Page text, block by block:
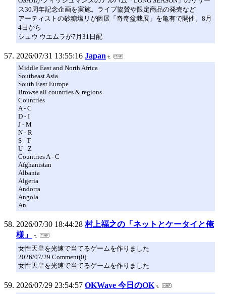
ス30周年記念企画を実施。ライブ協賛や限定商品の発売など
アーティストの砂糖塩リが個展「奇奇盆栽展」を亀有で開催。8月
4日から
シュウ ウエムラが7月31日配
2026/07/31 13:55:16 Japan
Middle East and North Africa
Southeast Asia
South East Europe
Browse all countries & regions
Countries
A - C
D - I
J - M
N - R
S - T
U - Z
Countries A - C
Afghanistan
Albania
Algeria
Andorra
Angola
An
2026/07/30 18:44:28 村上福之の「ネットとケータイと俺
様」
女性天皇を光速で当てるゲームを作りました
2026/07/29 Comment(0)
女性天皇を光速で当てるゲームを作りました
2026/07/29 23:54:57 OKWave 今日のOK